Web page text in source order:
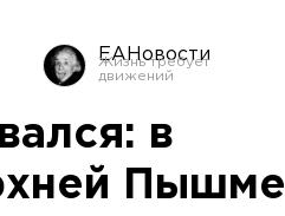
ЕАНовости
в
Пышме